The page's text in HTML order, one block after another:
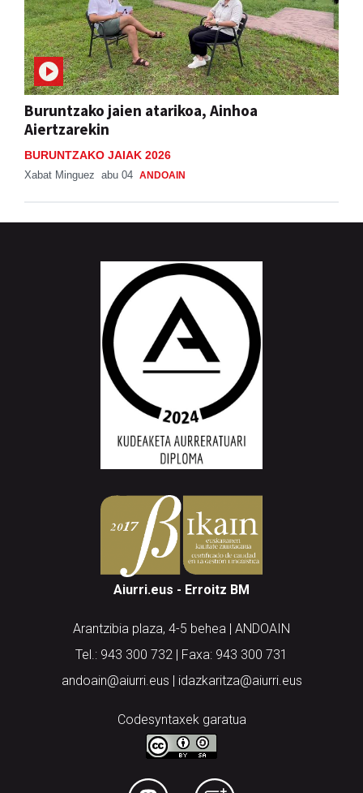
Buruntzako jaien atarikoa, Ainhoa
Aiertzarekin
BURUNTZAKO JAIAK 2026
Xabat Minguez abu 04 ANDOAIN
Aiurri.eus - Erroitz BM
Arantzibia plaza, 4-5 behea | ANDOAIN
Tel.: 943 300 732 | Faxa: 943 300 731
andoain@aiurri.eus | idazkaritza@aiurri.eus
Codesyntaxek garatua